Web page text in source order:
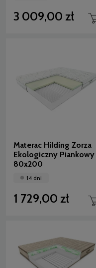
3 009,00 zł
Materac Hilding Zorza
Ekologiczny Piankowy
80x200
14 dni
1 729,00 zł